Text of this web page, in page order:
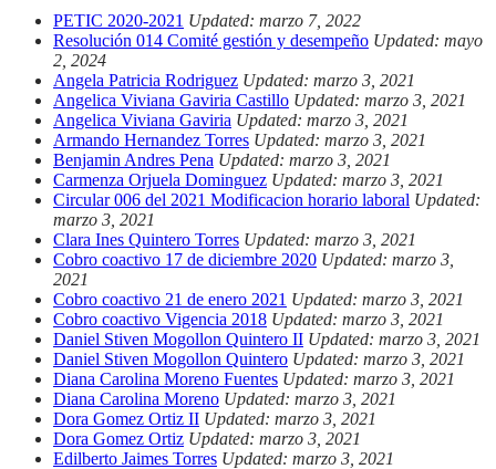
PETIC 2020-2021 Updated: marzo 7, 2022
Resolución 014 Comité gestión y desempeño Updated: mayo
2, 2024
Angela Patricia Rodriguez Updated: marzo 3, 2021
Angelica Viviana Gaviria Castillo Updated: marzo 3, 2021
Angelica Viviana Gaviria Updated: marzo 3, 2021
Armando Hernandez Torres Updated: marzo 3, 2021
Benjamin Andres Pena Updated: marzo 3, 2021
Carmenza Orjuela Dominguez Updated: marzo 3, 2021
Circular 006 del 2021 Modificacion horario laboral Updated:
marzo 3, 2021
Clara Ines Quintero Torres Updated: marzo 3, 2021
Cobro coactivo 17 de diciembre 2020 Updated: marzo 3,
2021
Cobro coactivo 21 de enero 2021 Updated: marzo 3, 2021
Cobro coactivo Vigencia 2018 Updated: marzo 3, 2021
Daniel Stiven Mogollon Quintero II Updated: marzo 3, 2021
Daniel Stiven Mogollon Quintero Updated: marzo 3, 2021
Diana Carolina Moreno Fuentes Updated: marzo 3, 2021
Diana Carolina Moreno Updated: marzo 3, 2021
Dora Gomez Ortiz II Updated: marzo 3, 2021
Dora Gomez Ortiz Updated: marzo 3, 2021
Edilberto Jaimes Torres Updated: marzo 3, 2021